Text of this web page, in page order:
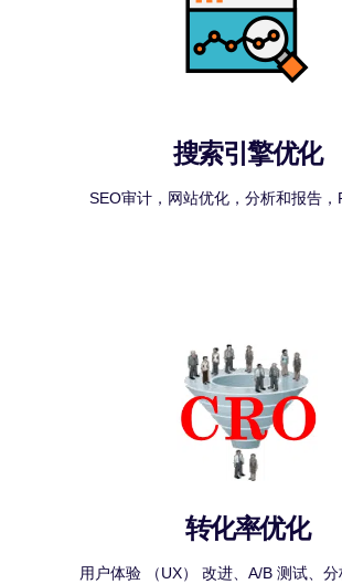
搜索引擎优化
SEO审计，网站优化，分析和报告，
转化率优化
用户体验 （UX） 改进、A/B 测试、分